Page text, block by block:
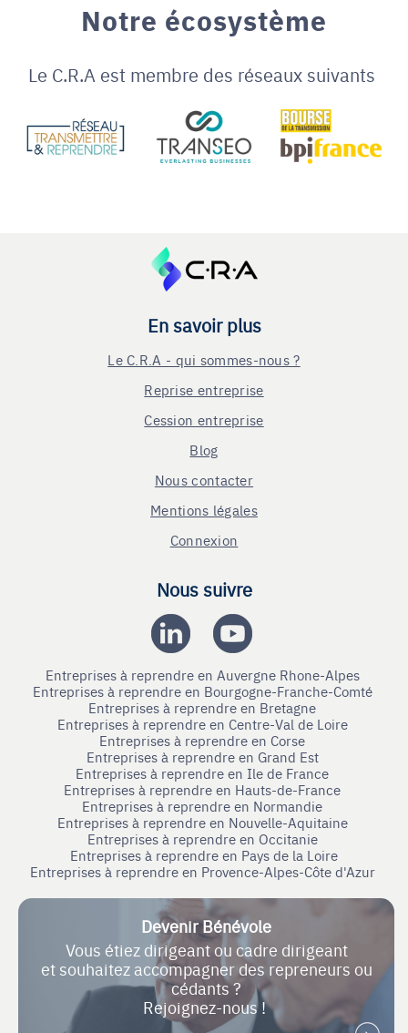
Notre écosystème
Le C.R.A est membre des réseaux suivants
En savoir plus
Le C.R.A - qui sommes-nous ?
Reprise entreprise
Cession entreprise
Blog
Nous contacter
Mentions légales
Connexion
Nous suivre
Entreprises à reprendre en Auvergne Rhone-Alpes
Entreprises à reprendre en Bourgogne-Franche-Comté
Entreprises à reprendre en Bretagne
Entreprises à reprendre en Centre-Val de Loire
Entreprises à reprendre en Corse
Entreprises à reprendre en Grand Est
Entreprises à reprendre en Ile de France
Entreprises à reprendre en Hauts-de-France
Entreprises à reprendre en Normandie
Entreprises à reprendre en Nouvelle-Aquitaine
Entreprises à reprendre en Occitanie
Entreprises à reprendre en Pays de la Loire
Entreprises à reprendre en Provence-Alpes-Côte d'Azur
Devenir Bénévole
Vous étiez dirigeant ou cadre dirigeant
et souhaitez accompagner des repreneurs ou
cédants ?
Rejoignez-nous !